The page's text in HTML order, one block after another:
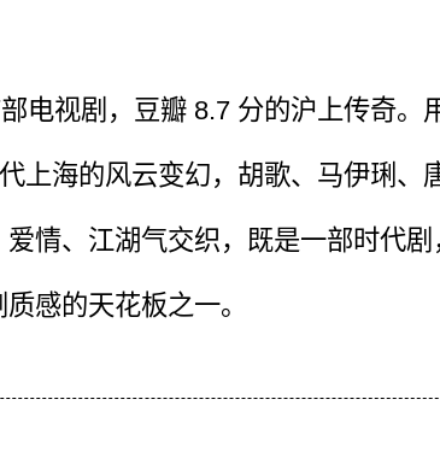
电视剧，豆瓣 8.7 分的沪上传奇。
上海的风云变幻，胡歌、马伊琍、
情、江湖气交织，既是一部时代剧
感的天花板之一。